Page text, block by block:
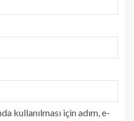
kullanılması için adım, e-